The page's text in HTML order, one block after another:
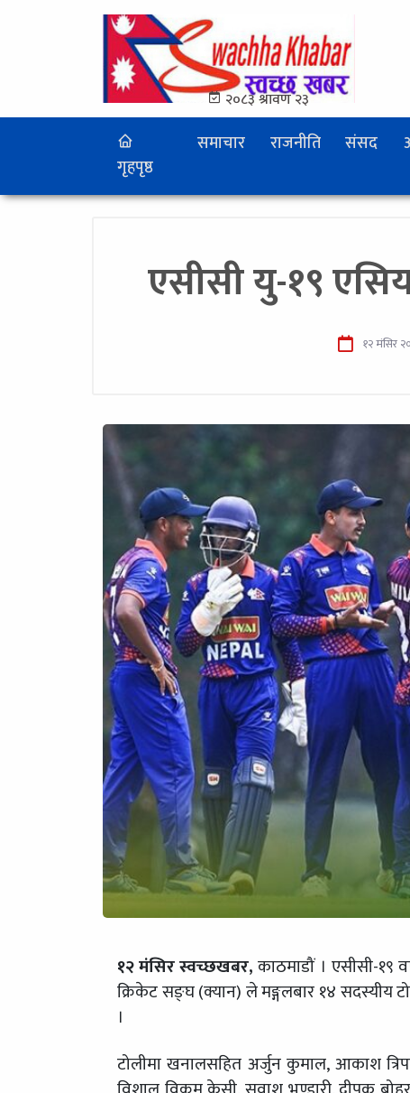
२०८३ श्रावण २३
गृहपृष्ठ
समाचार राजनीति संसद
एसीसी यु-१९
१२ मंसिर
१२ मंसिर स्वच्छखबर,काठमाडौं । एसीसी-१९
क्रिकेट सङ्घ (क्यान) ले मङ्गलबार १४ सदस्यीय
।
टोलीमा खनालसहित अर्जुन कुमाल, आकाश